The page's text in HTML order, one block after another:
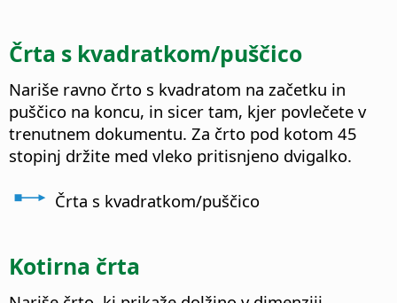
Črta s kvadratkom/puščico
Nariše ravno črto s kvadratom na začetku in
puščico na koncu, in sicer tam, kjer povlečete v
trenutnem dokumentu. Za črto pod kotom 45
stopinj držite med vleko pritisnjeno dvigalko.
Črta s kvadratkom/puščico
Kotirna črta